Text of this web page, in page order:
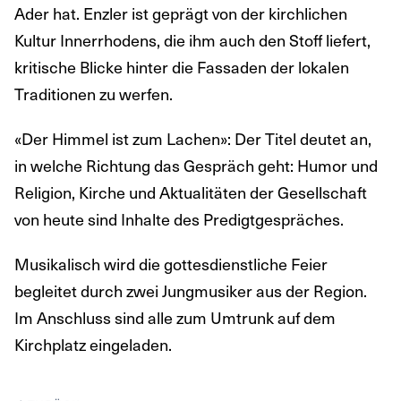
Ader hat. Enzler ist geprägt von der kirchlichen
Kultur Innerrhodens, die ihm auch den Stoff liefert,
kritische Blicke hinter die Fassaden der lokalen
Traditionen zu werfen.
«Der Himmel ist zum Lachen»: Der Titel deutet an,
in welche Richtung das Gespräch geht: Humor und
Religion, Kirche und Aktualitäten der Gesellschaft
von heute sind Inhalte des Predigtgespräches.
Musikalisch wird die gottesdienstliche Feier
begleitet durch zwei Jungmusiker aus der Region.
Im Anschluss sind alle zum Umtrunk auf dem
Kirchplatz eingeladen.